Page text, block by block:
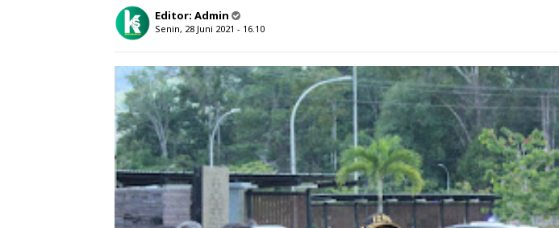
Editor: Admin
Senin, 28 Juni 2021 - 16.10